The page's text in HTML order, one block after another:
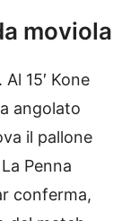
moviola
15′ Kone
angolato
il pallone
Penna
conferma,